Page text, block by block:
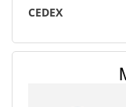
CEDEX